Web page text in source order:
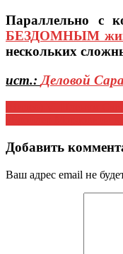
Параллельно с
БЕЗДОМНЫМ
нескольких
ист.: Деловой
Навигация
по
записям
Добавить
Ваш адрес email не